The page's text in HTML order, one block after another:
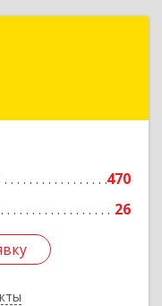
470
26
г, Авроры ул,